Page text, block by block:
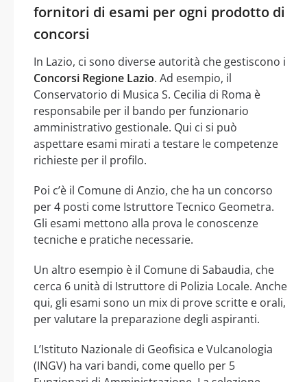
fornitori di esami per ogni prodotto di
concorsi
In Lazio, ci sono diverse autorità che gestiscono i
Concorsi Regione Lazio. Ad esempio, il
Conservatorio di Musica S. Cecilia di Roma è
responsabile per il bando per funzionario
amministrativo gestionale. Qui ci si può
aspettare esami mirati a testare le competenze
richieste per il profilo.
Poi c’è il Comune di Anzio, che ha un concorso
per 4 posti come Istruttore Tecnico Geometra.
Gli esami mettono alla prova le conoscenze
tecniche e pratiche necessarie.
Un altro esempio è il Comune di Sabaudia, che
cerca 6 unità di Istruttore di Polizia Locale. Anche
qui, gli esami sono un mix di prove scritte e orali,
per valutare la preparazione degli aspiranti.
L’Istituto Nazionale di Geofisica e Vulcanologia
(INGV) ha vari bandi, come quello per 5